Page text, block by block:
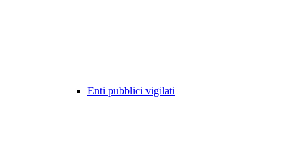
Enti pubblici vigilati